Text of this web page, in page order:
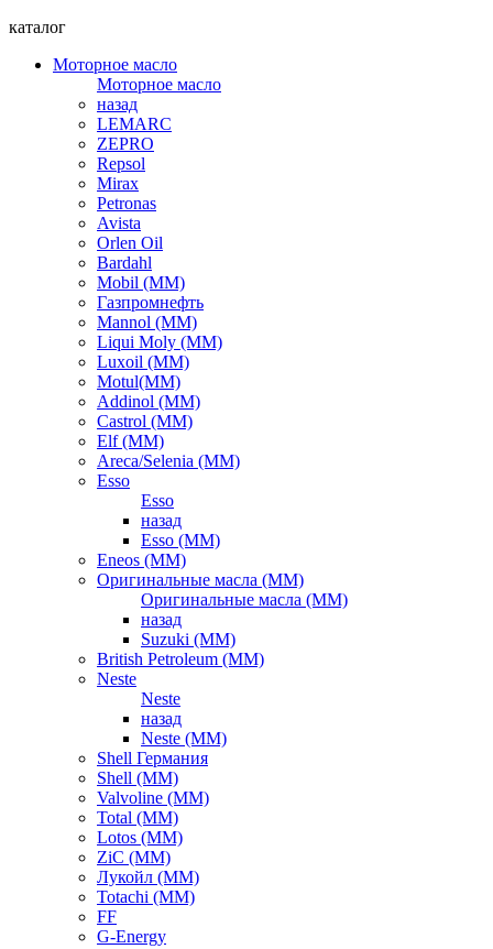
каталог
Моторное масло
Моторное масло
назад
LEMARC
ZEPRO
Repsol
Mirax
Petronas
Avista
Orlen Oil
Bardahl
Mobil (ММ)
Газпромнефть
Mannol (ММ)
Liqui Moly (ММ)
Luxoil (ММ)
Motul(ММ)
Addinol (ММ)
Castrol (ММ)
Elf (ММ)
Areca/Selenia (ММ)
Esso
Esso
назад
Esso (ММ)
Eneos (ММ)
Оригинальные масла (ММ)
Оригинальные масла (ММ)
назад
Suzuki (ММ)
British Petroleum (ММ)
Neste
Neste
назад
Neste (ММ)
Shell Германия
Shell (ММ)
Valvoline (ММ)
Total (ММ)
Lotos (ММ)
ZiC (ММ)
Лукойл (ММ)
Totachi (MM)
FF
G-Energy